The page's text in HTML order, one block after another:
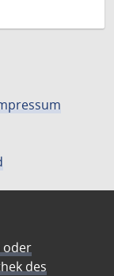
oder
des